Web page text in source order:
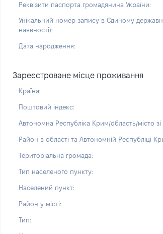
Реквізити паспорта громадянина України:
Унікальний номер запису в Єдиному
наявності):
Дата народження:
Зареєстроване місце проживання
Країна:
Поштовий індекс:
Автономна Республіка Крим/область/місто
Район в області та Автономній Республіці
Територіальна громада:
Тип населеного пункту:
Населений пункт:
Район у місті:
Тип: